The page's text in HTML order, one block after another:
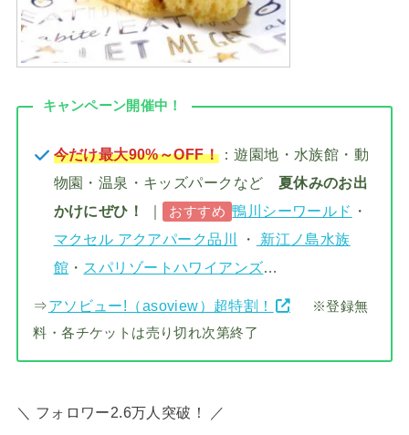
キャンペーン開催中！
今だけ最大90%～OFF！：遊園地・水族館・動
物園・温泉・キッズパークなど 夏休みのお出
かけにぜひ！
｜ おすすめ 鴨川シーワールド ・
マクセル アクアパーク品川
・
新江ノ島水族
館 ・ スパリゾートハワイアンズ…
⇒アソビュー!（asoview）超特割！
※登録無
料・各チケットは売り切れ次第終了
＼ フォロワー2.6万人突破！ ／